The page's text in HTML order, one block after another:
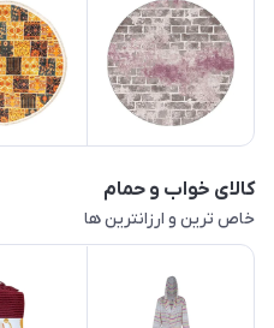
کالای خواب و حمام
خاص ترین و ارزانترین ها